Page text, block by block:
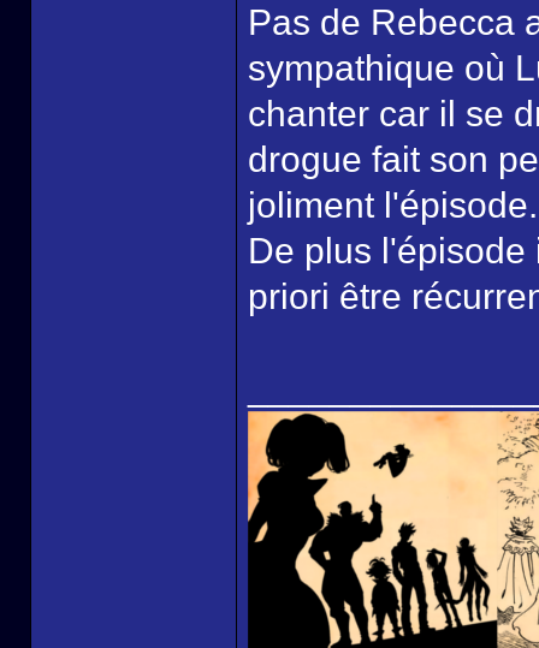
Pas de Rebecca
sympathique où
chanter car il se
drogue fait son
joliment l'épisode.
De plus
priori être